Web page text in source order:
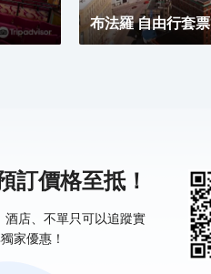
布法羅 自由行套票
訂價格至抵！
店、不單只可以追蹤實
家優惠！